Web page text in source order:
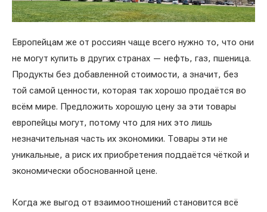
Европейцам же от россиян чаще всего нужно то, что они
не могут купить в других странах — нефть, газ, пшеница.
Продукты без добавленной стоимости, а значит, без
той самой ценности, которая так хорошо продаётся во
всём мире. Предложить хорошую цену за эти товары
европейцы могут, потому что для них это лишь
незначительная часть их экономики. Товары эти не
уникальные, а риск их приобретения поддаётся чёткой и
экономически обоснованной цене.
Когда же выгод от взаимоотношений становится всё